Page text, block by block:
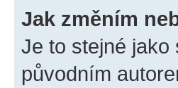
Jak změním
Je to stejné
původním